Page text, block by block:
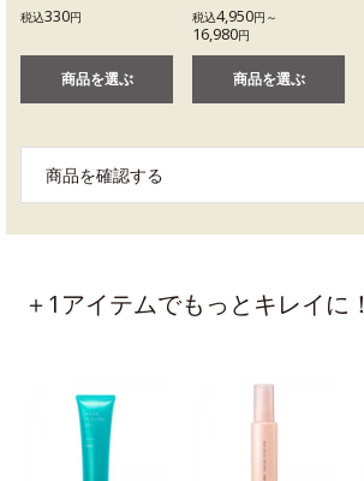
税込330円
商品を選ぶ
税込4,950円～
16,980円
商品を選ぶ
商品を確認する
＋1アイテムでもっとキレイに！